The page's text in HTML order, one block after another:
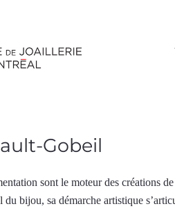
Gobeil
sont le moteur des créations
du bijou, sa démarche artistique